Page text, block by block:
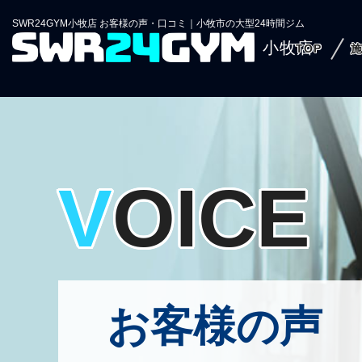
SWR24GYM小牧店 お客様の声・口コミ｜小牧市の大型24時間ジム
小牧店
TOP
VOICE
お客様の声